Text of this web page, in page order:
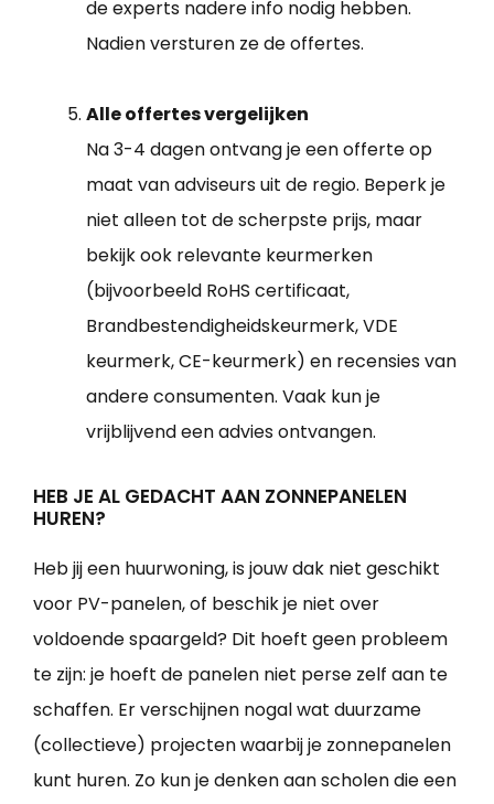
de experts nadere info nodig hebben.
Nadien versturen ze de offertes.
Alle offertes vergelijken
Na 3-4 dagen ontvang je een offerte op
maat van adviseurs uit de regio. Beperk je
niet alleen tot de scherpste prijs, maar
bekijk ook relevante keurmerken
(bijvoorbeeld RoHS certificaat,
Brandbestendigheidskeurmerk, VDE
keurmerk, CE-keurmerk) en recensies van
andere consumenten. Vaak kun je
vrijblijvend een advies ontvangen.
HEB JE AL GEDACHT AAN ZONNEPANELEN
HUREN?
Heb jij een huurwoning, is jouw dak niet geschikt
voor PV-panelen, of beschik je niet over
voldoende spaargeld? Dit hoeft geen probleem
te zijn: je hoeft de panelen niet perse zelf aan te
schaffen. Er verschijnen nogal wat duurzame
(collectieve) projecten waarbij je zonnepanelen
kunt huren. Zo kun je denken aan scholen die een